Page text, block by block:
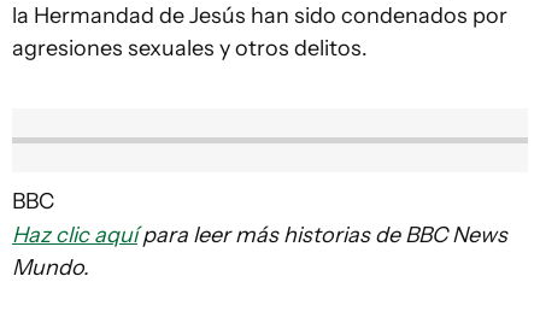
la Hermandad de Jesús han sido condenados por
agresiones sexuales y otros delitos.
BBC
Haz clic aquípara leer más historias de BBC News
Mundo.